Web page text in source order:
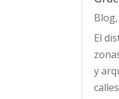
Blog,
El
y